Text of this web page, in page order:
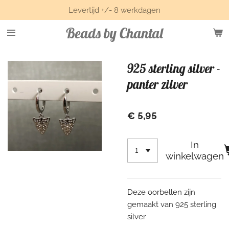
direct
naar
hoofdinhoud
Beads by Chantal
Levertijd +/- 8 werkdagen
925 sterling silver -
panter zilver
€ 5,95
In
winkelwagen
Deze oorbellen zijn
gemaakt van 925 sterling
silver